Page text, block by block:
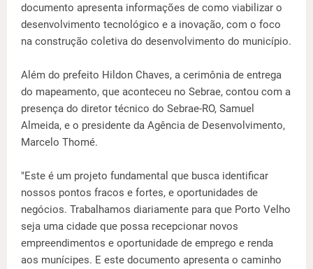
documento apresenta informações de como viabilizar o
desenvolvimento tecnológico e a inovação, com o foco
na construção coletiva do desenvolvimento do município.
Além do prefeito Hildon Chaves, a cerimônia de entrega
do mapeamento, que aconteceu no Sebrae, contou com a
presença do diretor técnico do Sebrae-RO, Samuel
Almeida, e o presidente da Agência de Desenvolvimento,
Marcelo Thomé.
"Este é um projeto fundamental que busca identificar
nossos pontos fracos e fortes, e oportunidades de
negócios. Trabalhamos diariamente para que Porto Velho
seja uma cidade que possa recepcionar novos
empreendimentos e oportunidade de emprego e renda
aos munícipes. E este documento apresenta o caminho